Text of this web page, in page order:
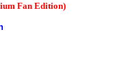
Fan Edition)